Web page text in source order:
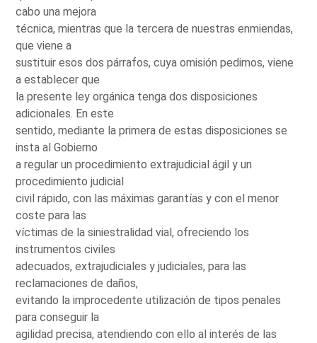
cabo una mejora
técnica, mientras que la tercera de nuestras enmiendas,
que viene a
sustituir esos dos párrafos, cuya omisión pedimos, viene
a establecer que
la presente ley orgánica tenga dos disposiciones
adicionales. En este
sentido, mediante la primera de estas disposiciones se
insta al Gobierno
a regular un procedimiento extrajudicial ágil y un
procedimiento judicial
civil rápido, con las máximas garantías y con el menor
coste para las
víctimas de la siniestralidad vial, ofreciendo los
instrumentos civiles
adecuados, extrajudiciales y judiciales, para las
reclamaciones de daños,
evitando la improcedente utilización de tipos penales
para conseguir la
agilidad precisa, atendiendo con ello al interés de las